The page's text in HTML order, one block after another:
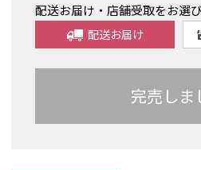
配送お届け・店舗受取をお選
配送お届け
完売しま